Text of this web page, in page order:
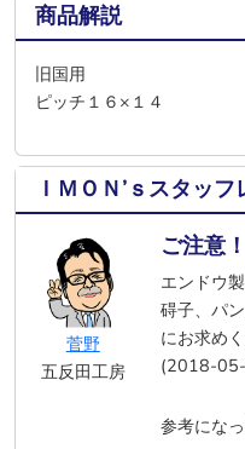
商品解説
旧国用
ピッチ１６×１４
ＩＭＯＮ’ｓスタッ
菅野
五反田工房
ご注意！
エンドウ
碍子、パ
にお求めく
(2018-
参考にな